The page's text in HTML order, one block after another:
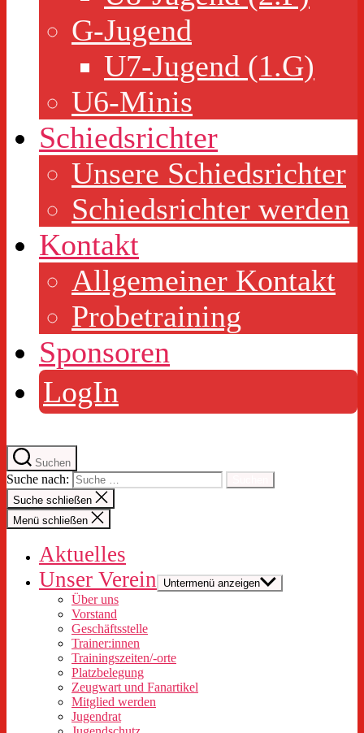
G-Jugend
U7-Jugend (1.G)
U6-Minis
Schiedsrichter
Unsere Schiedsrichter
Schiedsrichter werden
Kontakt
Allgemeiner Kontakt
Probetraining
Sponsoren
LogIn
Suchen
Suche nach:
Suche schließen
Menü schließen
Aktuelles
Unser Verein
Untermenü anzeigen
Über uns
Vorstand
Geschäftsstelle
Trainer:innen
Trainingszeiten/-orte
Platzbelegung
Zeugwart und Fanartikel
Mitglied werden
Jugendrat